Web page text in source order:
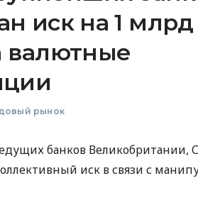
иск на 1 млрд
валютные
рынок
банков Великобритании,
иск в связи с